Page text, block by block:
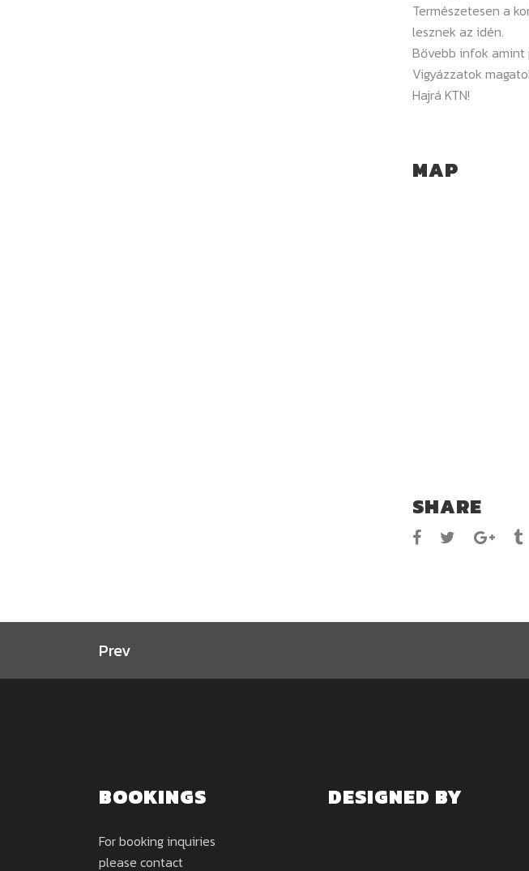
Természetesen a
lesznek az idén.
Bővebb infok
Vigyázzatok
Hajrá KTN!
MAP
SHARE
Prev
BOOKINGS
For booking inquiries
please contact
DESIGNED BY